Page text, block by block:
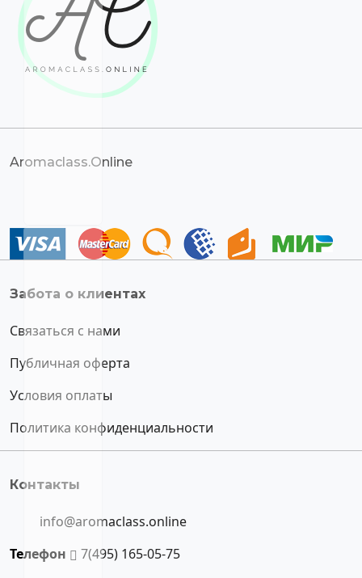
Aromaclass.Online
Забота о клиентах
Связаться с нами
Публичная оферта
Условия оплаты
Политика конфиденциальности
Контакты
info@aromaclass.online
Телефон
7(495) 165-05-75